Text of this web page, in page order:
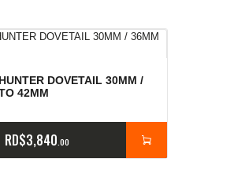
DOVETAIL 30MM /
42MM
RD$3,840 00